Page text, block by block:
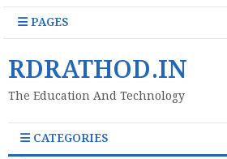
PAGES
RDRATHOD.IN
The Education And Technology
CATEGORIES